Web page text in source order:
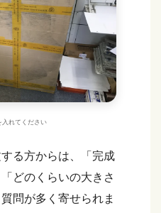
入れてください
る方からは、「完成
どのくらいの大きさ
問が多く寄せられま